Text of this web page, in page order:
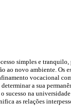
simples e tranquilo,
ao novo ambiente. Os
vocacional
a sua
sucesso na
as relações